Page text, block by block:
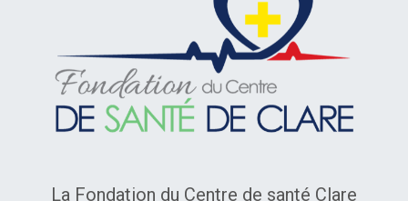
La Fondation du Centre de santé Clare